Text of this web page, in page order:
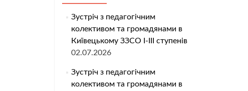
Зустріч з педагогічним
колективом та громадянами в
Київецькому ЗЗСО І-ІІІ ступенів
02.07.2026
Зустріч з педагогічним
колективом та громадянами в